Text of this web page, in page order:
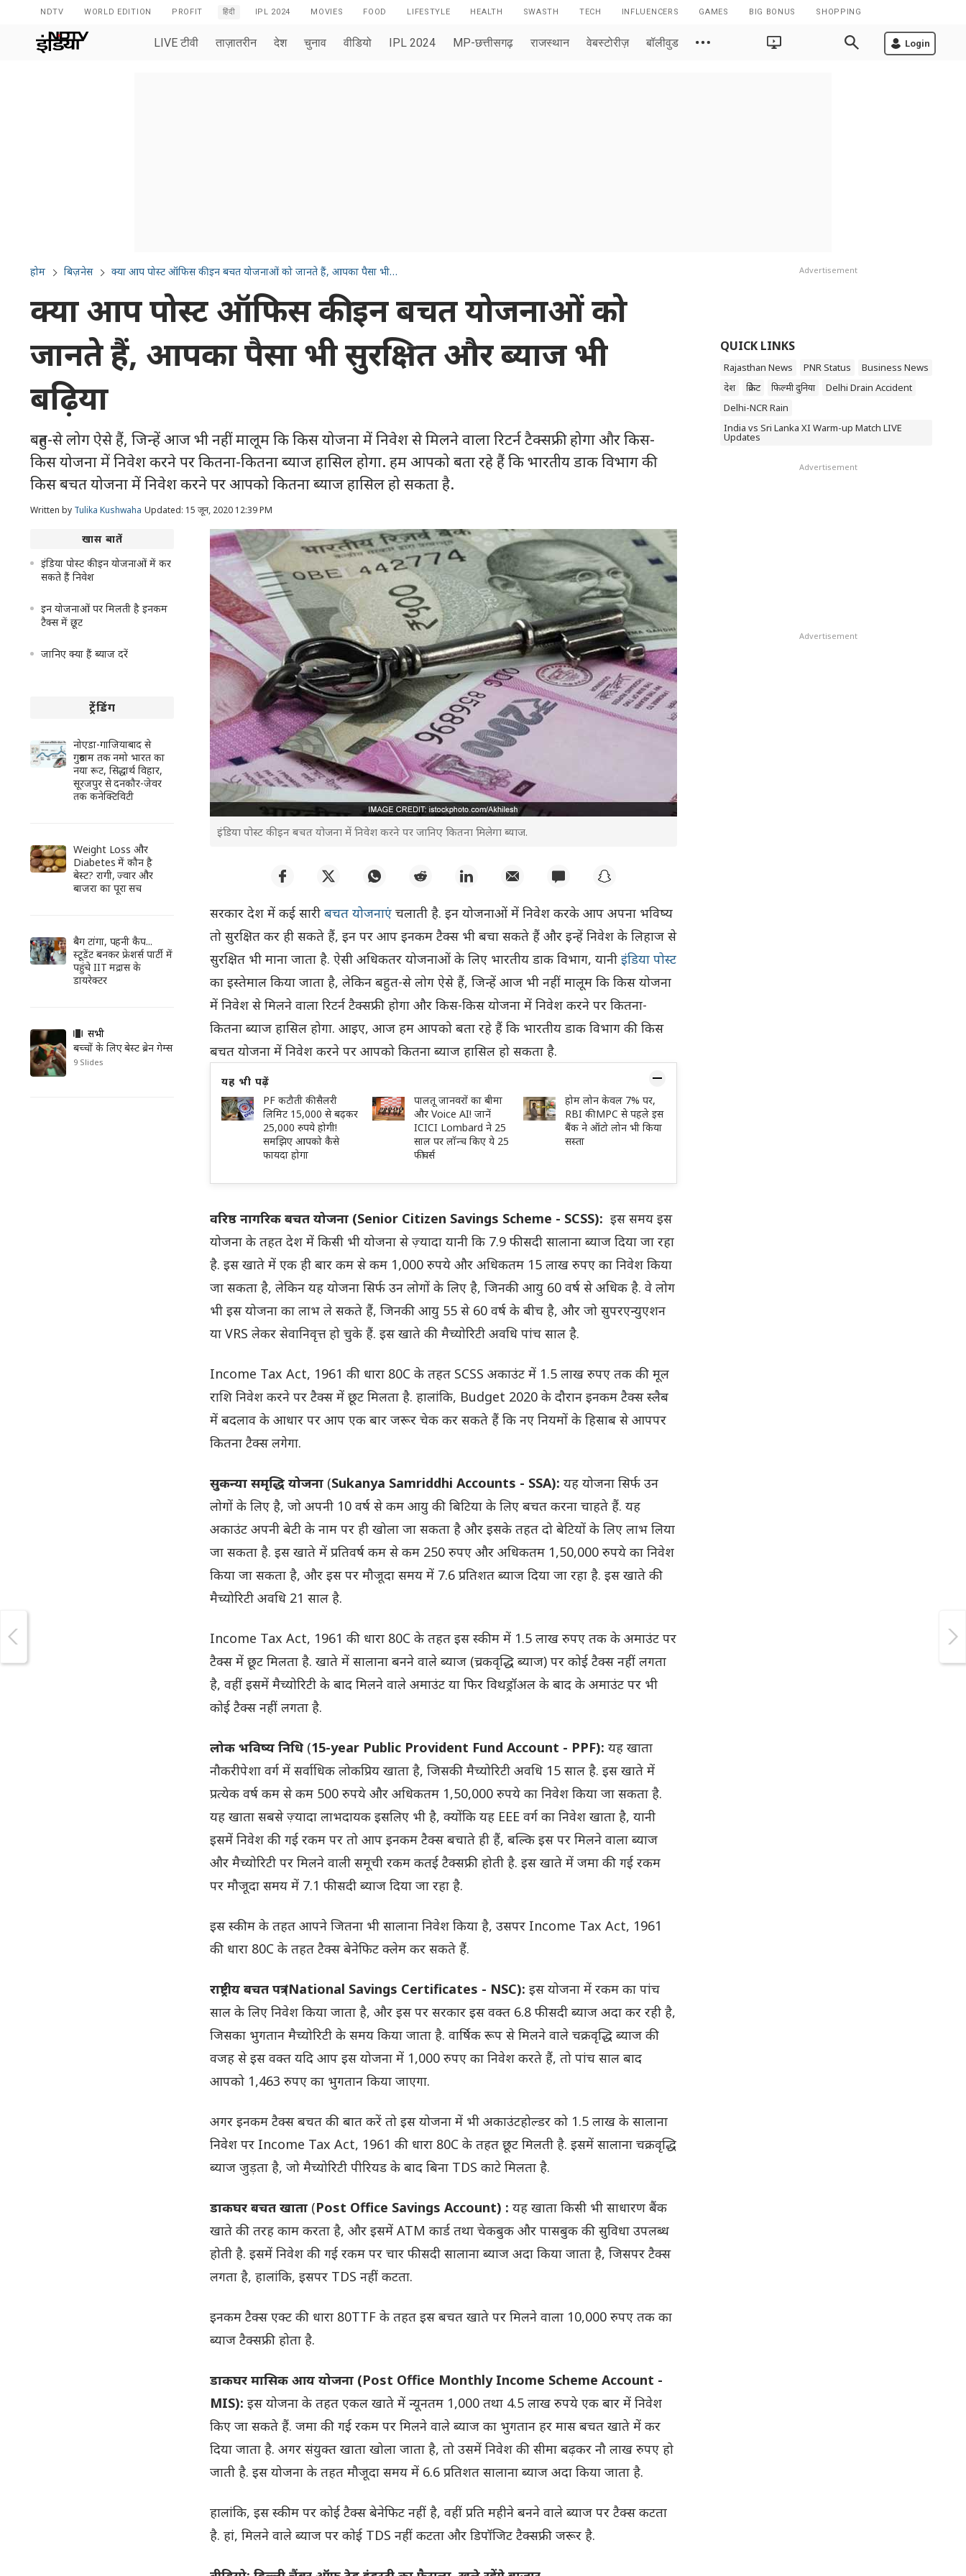
NDTV WORLD EDITION PROFIT हिंदी IPL 2024 MOVIES FOOD LIFESTYLE HEALTH SWASTH TECH INFLUENCERS GAMES BIG BONUS SHOPPING
LIVE टीवी ताज़ातरीन देश चुनाव वीडियो IPL 2024 MP-छत्तीसगढ़ राजस्थान वेबस्टोरीज़ बॉलीवुड Login
होम बिज़नेस क्या आप पोस्ट ऑफिस की इन बचत योजनाओं को जानते हैं, आपका पैसा भी सुरक्षित और ब्याज भी बढ़िया
क्या आप पोस्ट ऑफिस की इन बचत योजनाओं को
जानते हैं, आपका पैसा भी सुरक्षित और ब्याज भी
बढ़िया
बहुत-से लोग ऐसे हैं, जिन्हें आज भी नहीं मालूम कि किस योजना में निवेश से मिलने वाला रिटर्न टैक्सफ्री होगा और किस-
किस योजना में निवेश करने पर कितना-कितना ब्याज हासिल होगा. हम आपको बता रहे हैं कि भारतीय डाक विभाग की
किस बचत योजना में निवेश करने पर आपको कितना ब्याज हासिल हो सकता है.
Written by Tulika Kushwaha Updated: 15 जून, 2020 12:39 PM
इंडिया पोस्ट की इन बचत योजना में निवेश करने पर जानिए कितना मिलेगा ब्याज.
सरकार देश में कई सारी बचत योजनाएं चलाती है. इन योजनाओं में निवेश करके आप अपना भविष्य
तो सुरक्षित कर ही सकते हैं, इन पर आप इनकम टैक्स भी बचा सकते हैं और इन्हें निवेश के लिहाज से
सुरक्षित भी माना जाता है. ऐसी अधिकतर योजनाओं के लिए भारतीय डाक विभाग, यानी इंडिया पोस्ट
का इस्तेमाल किया जाता है, लेकिन बहुत-से लोग ऐसे हैं, जिन्हें आज भी नहीं मालूम कि किस योजना
में निवेश से मिलने वाला रिटर्न टैक्सफ्री होगा और किस-किस योजना में निवेश करने पर कितना-
कितना ब्याज हासिल होगा. आइए, आज हम आपको बता रहे हैं कि भारतीय डाक विभाग की किस
बचत योजना में निवेश करने पर आपको कितना ब्याज हासिल हो सकता है.
यह भी पढ़ें
PF कटौती की सैलरी
लिमिट 15,000 से बढ़कर
25,000 रुपये होगी!
समझिए आपको कैसे
फायदा होगा
पालतू जानवरों का बीमा
और Voice AI! जानें
ICICI Lombard ने 25
साल पर लॉन्च किए ये 25
फीचर्स
होम लोन केवल 7% पर,
RBI की MPC से पहले इस
बैंक ने ऑटो लोन भी किया
सस्ता
वरिष्ठ नागरिक बचत योजना (Senior Citizen Savings Scheme - SCSS): इस समय इस
योजना के तहत देश में किसी भी योजना से ज़्यादा यानी कि 7.9 फीसदी सालाना ब्याज दिया जा रहा
है. इस खाते में एक ही बार कम से कम 1,000 रुपये और अधिकतम 15 लाख रुपए का निवेश किया
जा सकता है, लेकिन यह योजना सिर्फ उन लोगों के लिए है, जिनकी आयु 60 वर्ष से अधिक है. वे लोग
भी इस योजना का लाभ ले सकते हैं, जिनकी आयु 55 से 60 वर्ष के बीच है, और जो सुपरएन्युएशन
या VRS लेकर सेवानिवृत्त हो चुके हैं. इस खाते की मैच्योरिटी अवधि पांच साल है.
Income Tax Act, 1961 की धारा 80C के तहत SCSS अकाउंट में 1.5 लाख रुपए तक की मूल
राशि निवेश करने पर टैक्स में छूट मिलता है. हालांकि, Budget 2020 के दौरान इनकम टैक्स स्लैब
में बदलाव के आधार पर आप एक बार जरूर चेक कर सकते हैं कि नए नियमों के हिसाब से आपपर
कितना टैक्स लगेगा.
सुकन्या समृद्धि योजना (Sukanya Samriddhi Accounts - SSA): यह योजना सिर्फ उन
लोगों के लिए है, जो अपनी 10 वर्ष से कम आयु की बिटिया के लिए बचत करना चाहते हैं. यह
अकाउंट अपनी बेटी के नाम पर ही खोला जा सकता है और इसके तहत दो बेटियों के लिए लाभ लिया
जा सकता है. इस खाते में प्रतिवर्ष कम से कम 250 रुपए और अधिकतम 1,50,000 रुपये का निवेश
किया जा सकता है, और इस पर मौजूदा समय में 7.6 प्रतिशत ब्याज दिया जा रहा है. इस खाते की
मैच्योरिटी अवधि 21 साल है.
Income Tax Act, 1961 की धारा 80C के तहत इस स्कीम में 1.5 लाख रुपए तक के अमाउंट पर
टैक्स में छूट मिलता है. खाते में सालाना बनने वाले ब्याज (च्रकवृद्धि ब्याज) पर कोई टैक्स नहीं लगता
है, वहीं इसमें मैच्योरिटी के बाद मिलने वाले अमाउंट या फिर विथड्रॉअल के बाद के अमाउंट पर भी
कोई टैक्स नहीं लगता है.
लोक भविष्य निधि (15-year Public Provident Fund Account - PPF): यह खाता
नौकरीपेशा वर्ग में सर्वाधिक लोकप्रिय खाता है, जिसकी मैच्योरिटी अवधि 15 साल है. इस खाते में
प्रत्येक वर्ष कम से कम 500 रुपये और अधिकतम 1,50,000 रुपये का निवेश किया जा सकता है.
यह खाता सबसे ज़्यादा लाभदायक इसलिए भी है, क्योंकि यह EEE वर्ग का निवेश खाता है, यानी
इसमें निवेश की गई रकम पर तो आप इनकम टैक्स बचाते ही हैं, बल्कि इस पर मिलने वाला ब्याज
और मैच्योरिटी पर मिलने वाली समूची रकम कतई टैक्सफ्री होती है. इस खाते में जमा की गई रकम
पर मौजूदा समय में 7.1 फीसदी ब्याज दिया जा रहा है.
इस स्कीम के तहत आपने जितना भी सालाना निवेश किया है, उसपर Income Tax Act, 1961
की धारा 80C के तहत टैक्स बेनेफिट क्लेम कर सकते हैं.
राष्ट्रीय बचत पत्र(National Savings Certificates - NSC): इस योजना में रकम का पांच
साल के लिए निवेश किया जाता है, और इस पर सरकार इस वक्त 6.8 फीसदी ब्याज अदा कर रही है,
जिसका भुगतान मैच्योरिटी के समय किया जाता है. वार्षिक रूप से मिलने वाले चक्रवृद्धि ब्याज की
वजह से इस वक्त यदि आप इस योजना में 1,000 रुपए का निवेश करते हैं, तो पांच साल बाद
आपको 1,463 रुपए का भुगतान किया जाएगा.
अगर इनकम टैक्स बचत की बात करें तो इस योजना में भी अकाउंटहोल्डर को 1.5 लाख के सालाना
निवेश पर Income Tax Act, 1961 की धारा 80C के तहत छूट मिलती है. इसमें सालाना चक्रवृद्धि
ब्याज जुड़ता है, जो मैच्योरिटी पीरियड के बाद बिना TDS काटे मिलता है.
डाकघर बचत खाता (Post Office Savings Account) : यह खाता किसी भी साधारण बैंक
खाते की तरह काम करता है, और इसमें ATM कार्ड तथा चेकबुक और पासबुक की सुविधा उपलब्ध
होती है. इसमें निवेश की गई रकम पर चार फीसदी सालाना ब्याज अदा किया जाता है, जिसपर टैक्स
लगता है, हालांकि, इसपर TDS नहीं कटता.
इनकम टैक्स एक्ट की धारा 80TTF के तहत इस बचत खाते पर मिलने वाला 10,000 रुपए तक का
ब्याज टैक्सफ्री होता है.
डाकघर मासिक आय योजना (Post Office Monthly Income Scheme Account -
MIS): इस योजना के तहत एकल खाते में न्यूनतम 1,000 तथा 4.5 लाख रुपये एक बार में निवेश
किए जा सकते हैं. जमा की गई रकम पर मिलने वाले ब्याज का भुगतान हर मास बचत खाते में कर
दिया जाता है. अगर संयुक्त खाता खोला जाता है, तो उसमें निवेश की सीमा बढ़कर नौ लाख रुपए हो
जाती है. इस योजना के तहत मौजूदा समय में 6.6 प्रतिशत सालाना ब्याज अदा किया जाता है.
हालांकि, इस स्कीम पर कोई टैक्स बेनेफिट नहीं है, वहीं प्रति महीने बनने वाले ब्याज पर टैक्स कटता
है. हां, मिलने वाले ब्याज पर कोई TDS नहीं कटता और डिपॉजिट टैक्सफ्री जरूर है.
खास बातें
इंडिया पोस्ट की इन योजनाओं में कर
सकते हैं निवेश
इन योजनाओं पर मिलती है इनकम
टैक्स में छूट
जानिए क्या हैं ब्याज दरें
ट्रेंडिंग
नोएडा-गाजियाबाद से
गुरुग्राम तक नमो भारत का
नया रूट, सिद्धार्थ विहार,
सूरजपुर से दनकौर-जेवर
तक कनेक्टिविटी
Weight Loss और
Diabetes में कौन है
बेस्ट? रागी, ज्वार और
बाजरा का पूरा सच
बैग टांगा, पहनी कैप...
स्टूडेंट बनकर फ्रेशर्स पार्टी में
पहुंचे IIT मद्रास के
डायरेक्टर
सभी
बच्चों के लिए बेस्ट ब्रेन गेम्स
9 Slides
Advertisement
QUICK LINKS
Rajasthan News PNR Status
Business News
देश
क्रिकेट फिल्मी दुनिया
Delhi Drain Accident
Delhi-NCR Rain
India vs Sri Lanka XI Warm-up Match LIVE
Updates
Advertisement
Advertisement